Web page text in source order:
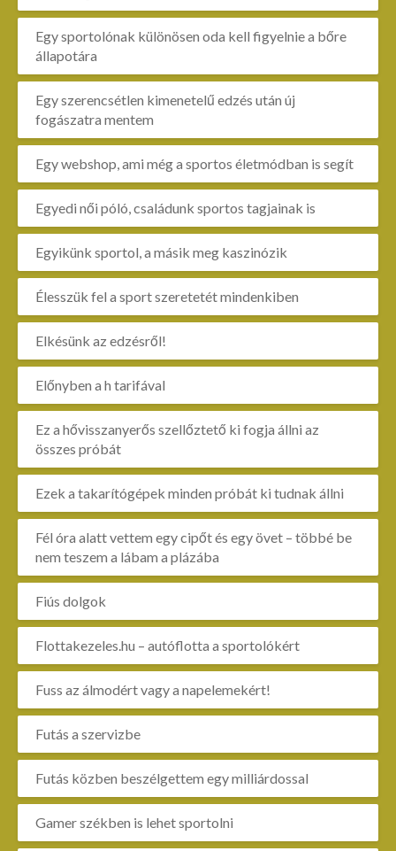
Egy sportolónak különösen oda kell figyelnie a bőre
állapotára
Egy szerencsétlen kimenetelű edzés után új
fogászatra mentem
Egy webshop, ami még a sportos életmódban is segít
Egyedi női póló, családunk sportos tagjainak is
Egyikünk sportol, a másik meg kaszinózik
Élesszük fel a sport szeretetét mindenkiben
Elkésünk az edzésről!
Előnyben a h tarifával
Ez a hővisszanyerős szellőztető ki fogja állni az
összes próbát
Ezek a takarítógépek minden próbát ki tudnak állni
Fél óra alatt vettem egy cipőt és egy övet – többé be
nem teszem a lábam a plázába
Fiús dolgok
Flottakezeles.hu – autóflotta a sportolókért
Fuss az álmodért vagy a napelemekért!
Futás a szervizbe
Futás közben beszélgettem egy milliárdossal
Gamer székben is lehet sportolni